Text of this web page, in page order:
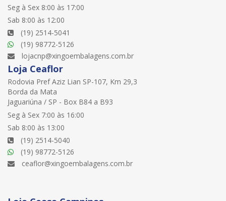
Seg à Sex 8:00 às 17:00
Sab 8:00 às 12:00
(19) 2514-5041
(19) 98772-5126
lojacnp@xingoembalagens.com.br
Loja Ceaflor
Rodovia Pref Aziz Lian SP-107, Km 29,3
Borda da Mata
Jaguariúna / SP - Box B84 a B93
Seg à Sex 7:00 às 16:00
Sab 8:00 às 13:00
(19) 2514-5040
(19) 98772-5126
ceaflor@xingoembalagens.com.br